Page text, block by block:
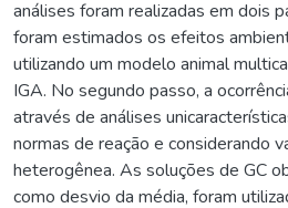
análises foram realizadas em dois
foram estimados os efeitos
utilizando um modelo animal
IGA. No segundo passo, a
através de análises
normas de reação e considerando
heterogênea. As soluções de GC
como desvio da média, foram